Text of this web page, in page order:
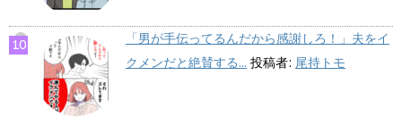
「男が手伝ってるんだから感謝しろ！」夫をイ
クメンだと絶賛する... 投稿者: 尾持トモ